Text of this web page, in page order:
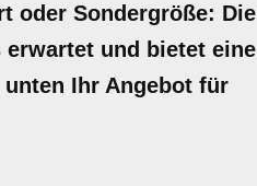
oder Sondergröße: Die
und bietet eine
Ihr Angebot für